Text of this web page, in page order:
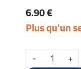
6.90 €
Plus qu'un
- +